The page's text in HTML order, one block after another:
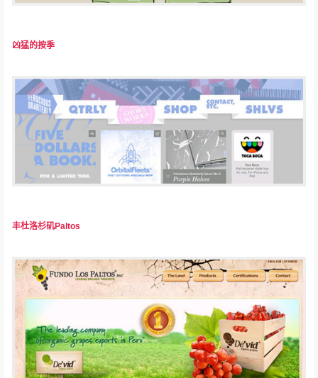
凶猛的按季
丰杜洛杉矶Paltos